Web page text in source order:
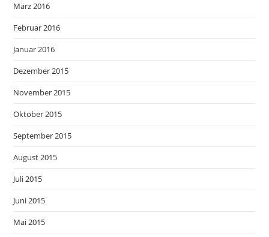
März 2016
Februar 2016
Januar 2016
Dezember 2015
November 2015
Oktober 2015
September 2015
August 2015
Juli 2015
Juni 2015
Mai 2015